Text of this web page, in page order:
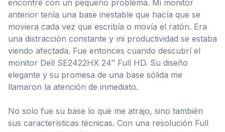
encontré con un pequeño problema. Mi monitor
anterior tenía una base inestable que hacía que se
moviera cada vez que escribía o movía el ratón. Era
una distracción constante y mi productividad se estaba
viendo afectada. Fue entonces cuando descubrí el
monitor Dell SE2422HX 24″ Full HD. Su diseño
elegante y su promesa de una base sólida me
llamaron la atención de inmediato.
No solo fue su base lo que me atrajo, sino también
sus características técnicas. Con una resolución Full